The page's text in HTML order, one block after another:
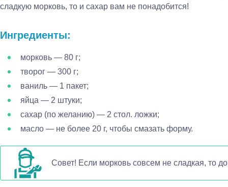
сладкую морковь, то и сахар вам не понадобится!
Ингредиенты:
морковь — 80 г;
творог — 300 г;
ваниль — 1 пакет;
яйца — 2 штуки;
сахар (по желанию) — 2 стол. ложки;
масло — не более 20 г, чтобы смазать форму.
Совет! Если морковь совсем не сладкая, то